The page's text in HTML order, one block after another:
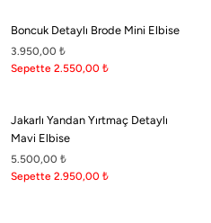
Boncuk Detaylı Brode Mini Elbise
3.950,00 ₺
Sepette 2.550,00 ₺
Jakarlı Yandan Yırtmaç Detaylı
Mavi Elbise
5.500,00 ₺
Sepette 2.950,00 ₺